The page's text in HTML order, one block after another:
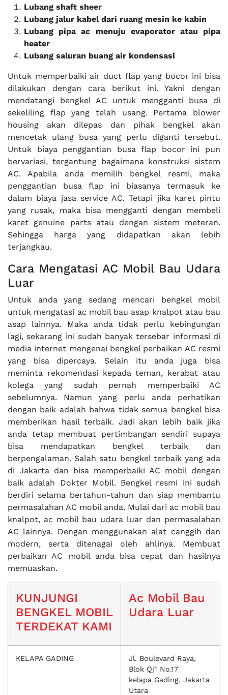
Lubang shaft sheer
Lubang jalur kabel dari ruang mesin ke kabin
Lubang pipa ac menuju evaporator atau pipa
heater
Lubang saluran buang air kondensasi
Untuk memperbaiki air duct flap yang bocor ini bisa
dilakukan dengan cara berikut ini. Yakni dengan
mendatangi bengkel AC untuk mengganti busa di
sekeliling flap yang telah usang. Pertama blower
housing akan dilepas dan pihak bengkel akan
mencetak ulang busa yang perlu diganti tersebut.
Untuk biaya penggantian busa flap bocor ini pun
bervariasi, tergantung bagaimana konstruksi sistem
AC. Apabila anda memilih bengkel resmi, maka
penggantian busa flap ini biasanya termasuk ke
dalam biaya jasa service AC. Tetapi jika karet pintu
yang rusak, maka bisa mengganti dengan membeli
karet genuine parts atau dengan sistem meteran.
Sehingga harga yang didapatkan akan lebih
terjangkau.
Cara Mengatasi AC Mobil Bau Udara
Luar
Untuk anda yang sedang mencari bengkel mobil
untuk mengatasi ac mobil bau asap knalpot atau bau
asap lainnya. Maka anda tidak perlu kebingungan
lagi, sekarang ini sudah banyak tersebar informasi di
media internet mengenai bengkel perbaikan AC resmi
yang bisa dipercaya. Selain itu anda juga bisa
meminta rekomendasi kepada teman, kerabat atau
kolega yang sudah pernah memperbaiki AC
sebelumnya. Namun yang perlu anda perhatikan
dengan baik adalah bahwa tidak semua bengkel bisa
memberikan hasil terbaik. Jadi akan lebih baik jika
anda tetap membuat pertimbangan sendiri supaya
bisa mendapatkan bengkel terbaik dan
berpengalaman. Salah satu bengkel terbaik yang ada
di Jakarta dan bisa memperbaiki AC mobil dengan
baik adalah Dokter Mobil. Bengkel resmi ini sudah
berdiri selama bertahun-tahun dan siap membantu
permasalahan AC mobil anda. Mulai dari ac mobil bau
knalpot, ac mobil bau udara luar dan permasalahan
AC lainnya. Dengan menggunakan alat canggih dan
modern, serta ditenagai oleh ahlinya. Membuat
perbaikan AC mobil anda bisa cepat dan hasilnya
memuaskan.
KUNJUNGI
BENGKEL MOBIL
TERDEKAT KAMI
Ac Mobil Bau
Udara Luar
KELAPA GADING
Jl. Boulevard Raya,
Blok Qj1 No.17
kelapa Gading, Jakarta
Utara